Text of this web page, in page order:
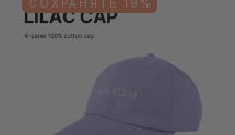
СОХРАНЯТЬ 19%